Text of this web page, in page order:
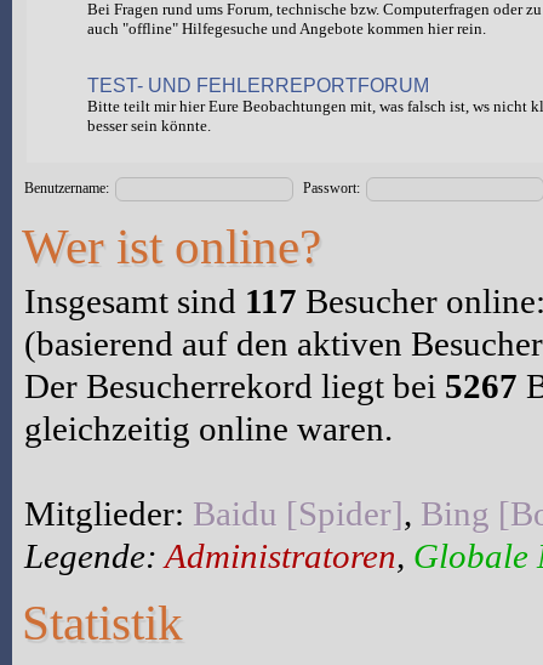
Bei Fragen rund ums Forum, technische bzw. Computerfragen oder
auch "offline" Hilfegesuche und Angebote kommen hier rein.
TEST- UND FEHLERREPORTFORUM
Bitte teilt mir hier Eure Beobachtungen mit, was falsch ist, ws nicht
besser sein könnte.
Benutzername: Passwort:
Wer ist online?
Insgesamt sind 117 Besucher
(basierend auf den aktiven
Der Besucherrekord liegt bei 5267
gleichzeitig online waren.
Mitglieder: Baidu [Spider], Bing
Legende: Administratoren, Globale
Statistik